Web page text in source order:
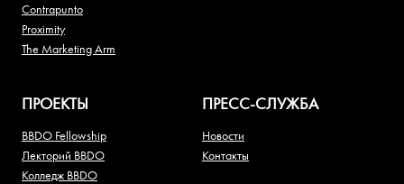
Contrapunto
Proximity
The Marketing Arm
ПРОЕКТЫ
BBDO Fellowship
Лекторий BBDO
Колледж BBDO
ПРЕСС-СЛУЖБА
Новости
Контакты